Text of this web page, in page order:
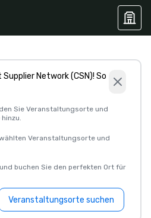
Network (CSN)! So
Sie Veranstaltungsorte und
Veranstaltungsorte und
buchen Sie den perfekten Ort für
Veranstaltungsorte suchen